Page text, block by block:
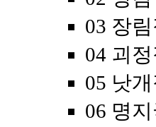
03 장림
04 괴정
05 낫개
06 명